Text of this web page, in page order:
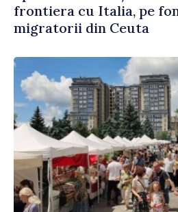
frontiera cu Italia, pe
migratorii din Ceuta